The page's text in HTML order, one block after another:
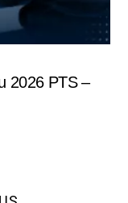
2026 PTS –